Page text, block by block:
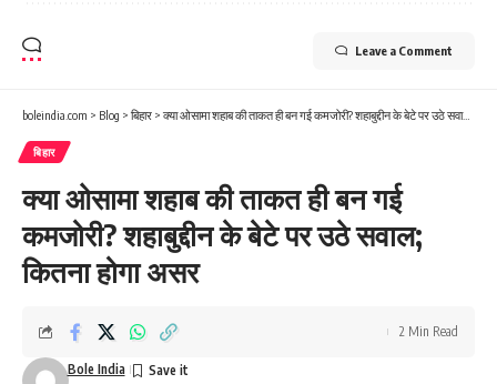
Leave a Comment
boleindia.com > Blog > बिहार > क्या ओसामा शहाब की ताकत ही बन गई कमजोरी? शहाबुद्दीन के बेटे पर उठे सवाल; कितना होगा असर
बिहार
क्या ओसामा शहाब की ताकत ही बन गई
कमजोरी? शहाबुद्दीन के बेटे पर उठे सवाल;
कितना होगा असर
Bole India
2 Min Read